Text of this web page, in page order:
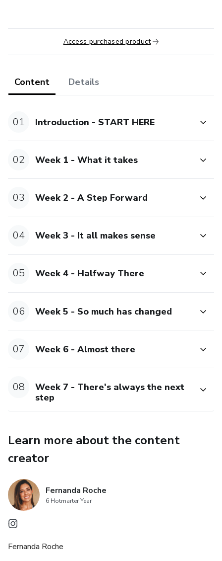
Access purchased product
Content Details
01 Introduction - START HERE
02 Week 1 - What it takes
03 Week 2 - A Step Forward
04 Week 3 - It all makes sense
05 Week 4 - Halfway There
06 Week 5 - So much has changed
07 Week 6 - Almost there
08
Week 7 - There's always the next
step
Learn more about the content
creator
Fernanda Roche
6 Hotmarter Year
Fernanda Roche